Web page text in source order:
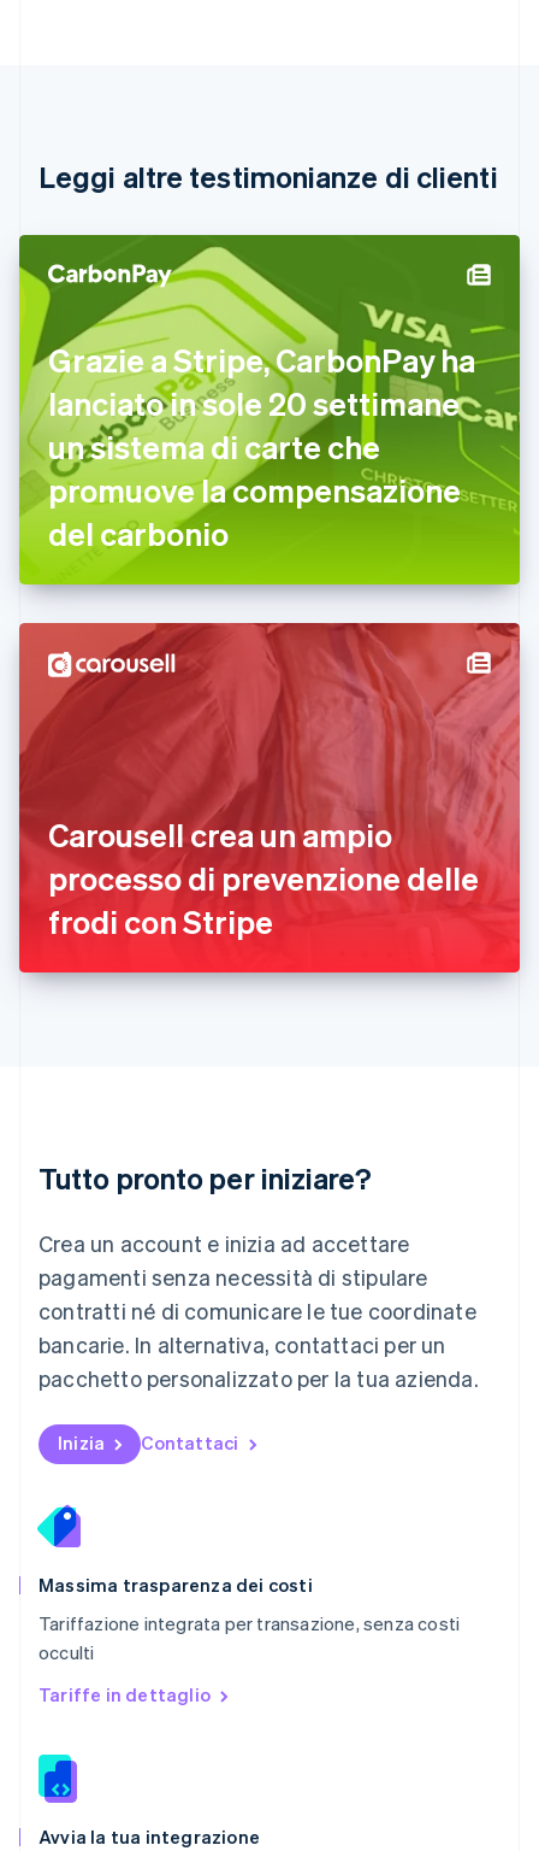
Leggi altre testimonianze di clienti
Grazie a Stripe, CarbonPay ha
lanciato in sole 20 settimane
un sistema di carte che
promuove la compensazione
del carbonio
Carousell crea un ampio
processo di prevenzione delle
frodi con Stripe
Tutto pronto per iniziare?
Crea un account e inizia ad accettare
pagamenti senza necessità di stipulare
contratti né di comunicare le tue coordinate
bancarie. In alternativa, contattaci per un
pacchetto personalizzato per la tua azienda.
Inizia Contattaci
Massima trasparenza dei costi
Tariffazione integrata per transazione, senza costi
occulti
Tariffe in dettaglio
Avvia la tua integrazione
English Français
Cina continentale
Cipro
English
Croazia
EnglishItaliano
Danimarca
English
Emirati Arabi Uniti
English
Estonia
English
Finlandia
English
Francia
FrançaisEnglish
Germania
Giappone
日本語English
Gibilterra
Irlanda
English
Italia
ItalianoEnglish
Lettonia
Liechtenstein
Malta
English
EspañolEnglish
Norvegia
English
Nuova Zelanda
English
NederlandsEnglish
English
Portogallo
RAS di Hong Kong, Cina
English
English
English
Romania
English
Slovacchia
Slovenia
English Italiano